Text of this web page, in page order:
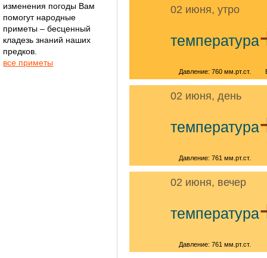
изменения погоды Вам
помогут народные
приметы – бесценный
кладезь знаний наших
предков.
все приметы
02 июня, утро
температура
Давление: 760 мм.рт.ст.
02 июня, день
температура
Давление: 761 мм.рт.ст.
02 июня, вечер
температура
Давление: 761 мм.рт.ст.